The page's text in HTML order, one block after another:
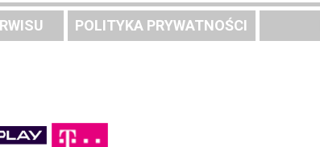
POLITYKA PRYWATNOŚCI